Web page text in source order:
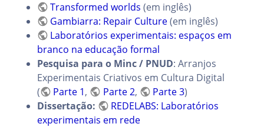
Transformed worlds (em inglês)
Gambiarra: Repair Culture(em inglês)
Laboratórios experimentais: espaços em
branco na educação formal
Pesquisa para o Minc / PNUD: Arranjos
Experimentais Criativos em Cultura Digital
(
Parte 1, Parte 2, Parte 3)
Dissertação:
REDELABS: Laboratórios
experimentais em rede